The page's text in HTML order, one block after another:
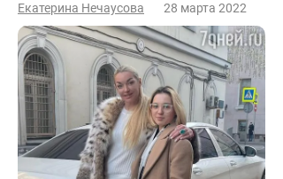
Екатерина Нечаусова 28 марта 2022